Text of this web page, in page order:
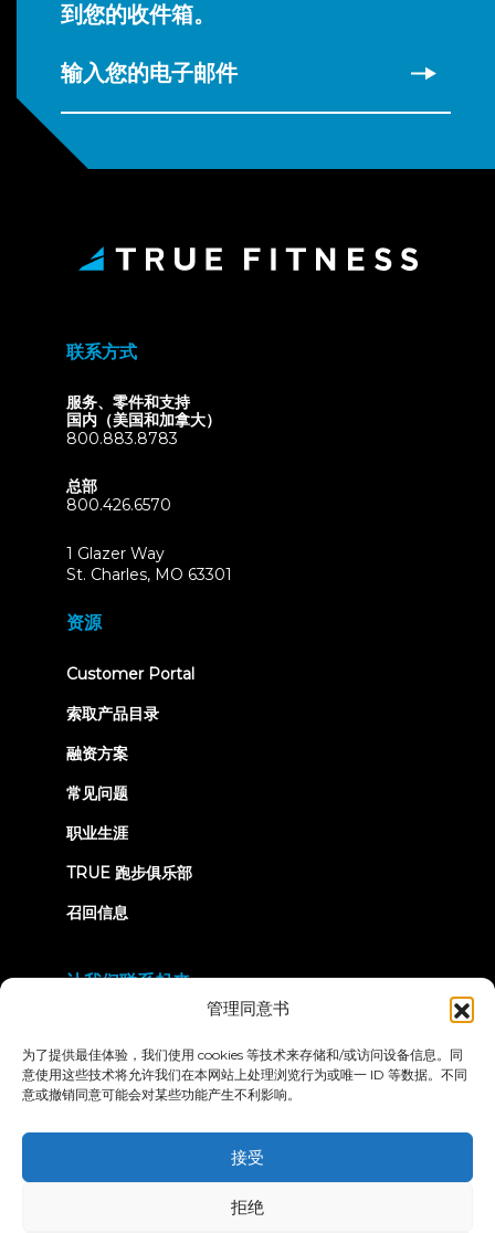
管理同意书
为了提供最佳体验，我们使用 cookies 等技术来存储和/或访问设备信息。同
意使用这些技术将允许我们在本网站上处理浏览行为或唯一 ID 等数据。不同
意或撤销同意可能会对某些功能产生不利影响。
接受
拒绝
到您的收件箱。
输入您的电子邮件
联系方式
服务、零件和支持
国内（美国和加拿大）
800.883.8783
总部
800.426.6570
1 Glazer Way
St. Charles, MO 63301
资源
Customer Portal(opens
索取产品目录
融资方案
常见问题
职业生涯
TRUE 跑步俱乐部
召回信息
让我们联系起来
© 2026 True Fitness. All Rights Reserved
隐私政策
条款和条件
无障碍声明